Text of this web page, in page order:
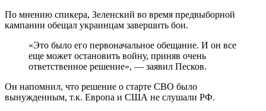
По мнению спикера, Зеленский во время предвыборной
кампании обещал украинцам завершить бои.
«Это было его первоначальное обещание. И он все
еще может остановить войну, приняв очень
ответственное решение», — заявил Песков.
Он напомнил, что решение о старте СВО было
вынужденным, т.к. Европа и США не слушали РФ.